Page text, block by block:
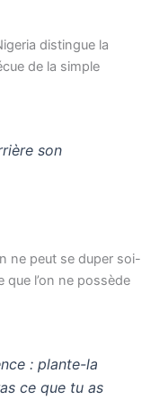
distingue la
de la simple
son
ne peut se duper soi-
l’on ne possède
: plante-la
ce que tu as